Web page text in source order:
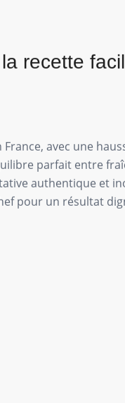
recette
avec une
parfait entre
authentique et
pour un résultat